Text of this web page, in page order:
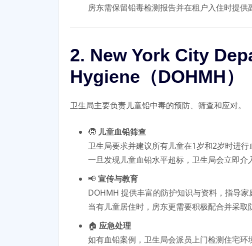
房东需保留铅毒检测报告并在租户入住时提供
2. New York City
Hygiene（DOHMH）
卫生局主要负责儿童铅中毒的预防、筛查和应对。
🧒 儿童血铅筛查
卫生局要求并建议所有儿童在1岁和2岁时进行
一旦发现儿童血铅水平超标，卫生局会立即介
📢宣传与教育
DOHMH 提供丰富的防护知识与资料，指导家
当有儿童居住时，房东更需要积极配合并采取
🏠 应急处理
如有血铅案例，卫生局会派员上门检测住宅环